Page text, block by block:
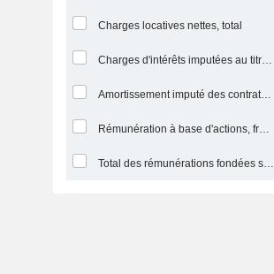
Charges locatives nettes, total
Charges d'intérêts imputées au titre des contrats de location
Amortissement imputé des contrats de location simple
Rémunération à base d'actions, frais de vente et d'administration (total)
Total des rémunérations fondées sur des actions